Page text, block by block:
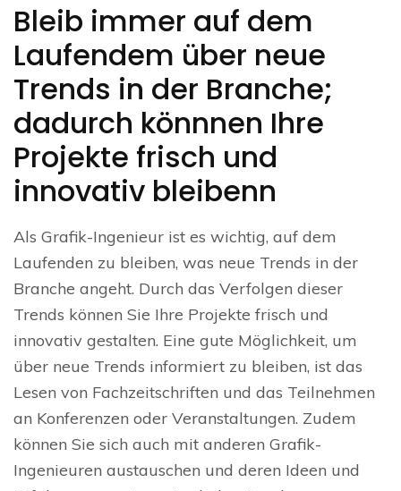
Bleib immer auf dem
Laufendem über neue
Trends in der Branche;
dadurch könnnen Ihre
Projekte frisch und
innovativ bleibenn
Als Grafik-Ingenieur ist es wichtig, auf dem
Laufenden zu bleiben, was neue Trends in der
Branche angeht. Durch das Verfolgen dieser
Trends können Sie Ihre Projekte frisch und
innovativ gestalten. Eine gute Möglichkeit, um
über neue Trends informiert zu bleiben, ist das
Lesen von Fachzeitschriften und das Teilnehmen
an Konferenzen oder Veranstaltungen. Zudem
können Sie sich auch mit anderen Grafik-
Ingenieuren austauschen und deren Ideen und